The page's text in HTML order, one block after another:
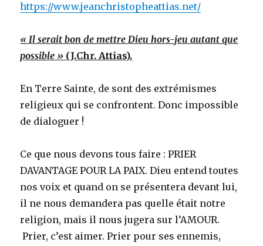
https://www.jeanchristopheattias.net/
« Il serait bon de mettre Dieu hors-jeu autant que
possible » (J.Chr. Attias).
En Terre Sainte, de sont des extrémismes
religieux qui se confrontent. Donc impossible
de dialoguer !
Ce que nous devons tous faire : PRIER
DAVANTAGE POUR LA PAIX. Dieu entend toutes
nos voix et quand on se présentera devant lui,
il ne nous demandera pas quelle était notre
religion, mais il nous jugera sur l’AMOUR.
Prier, c’est aimer. Prier pour ses ennemis,